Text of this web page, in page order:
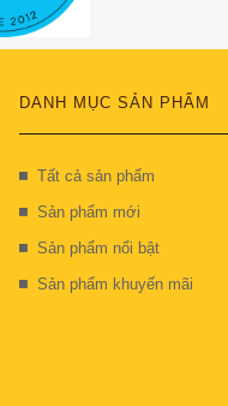
DANH MỤC SẢN PHẨM
Tất cả sản phẩm
Sản phẩm mới
Sản phẩm nổi bật
Sản phẩm khuyến mãi